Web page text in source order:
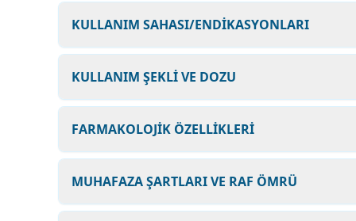
KULLANIM SAHASI/ENDİKASYONLARI
KULLANIM ŞEKLİ VE DOZU
FARMAKOLOJİK ÖZELLİKLERİ
MUHAFAZA ŞARTLARI VE RAF ÖMRÜ